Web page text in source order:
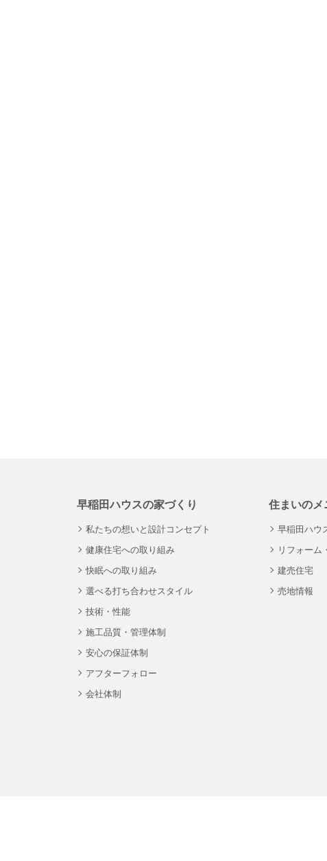
早稲田ハウスの家づくり
私たちの想いと設計コンセプト
健康住宅への取り組み
快眠への取り組み
選べる打ち合わせスタイル
技術・性能
施工品質・管理体制
安心の保証体制
アフターフォロー
会社体制
住まいのメ
早稲田ハウ
リフォーム
建売住宅
売地情報